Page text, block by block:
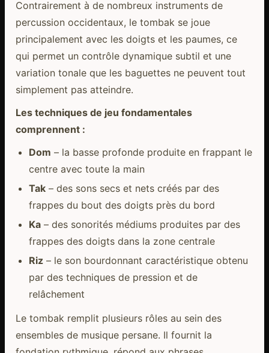
Contrairement à de nombreux instruments de
percussion occidentaux, le tombak se joue
principalement avec les doigts et les paumes, ce
qui permet un contrôle dynamique subtil et une
variation tonale que les baguettes ne peuvent tout
simplement pas atteindre.
Les techniques de jeu fondamentales
comprennent :
Dom – la basse profonde produite en frappant le
centre avec toute la main
Tak– des sons secs et nets créés par des
frappes du bout des doigts près du bord
Ka– des sonorités médiums produites par des
frappes des doigts dans la zone centrale
Riz– le son bourdonnant caractéristique obtenu
par des techniques de pression et de
relâchement
Le tombak remplit plusieurs rôles au sein des
ensembles de musique persane. Il fournit la